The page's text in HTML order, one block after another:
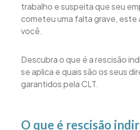
trabalho e suspeita que seu
cometeu uma falta grave, este
você.
Descubra o que é a rescisão
se aplica e quais são os seus
garantidos pela CLT.
O que é rescisão